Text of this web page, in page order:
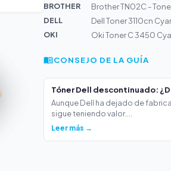
BROTHER
Brother TN02C -
DELL
Dell Toner 3110cn
OKI
Oki Toner C 3450
CONSEJO DE LA GUÍA
Tóner Dell descontinuado:
Aunque Dell ha dejado de
sigue teniendo valor....
Leer más →